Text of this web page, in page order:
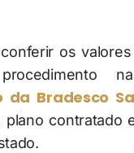
os
da Bradesco
plano contratado